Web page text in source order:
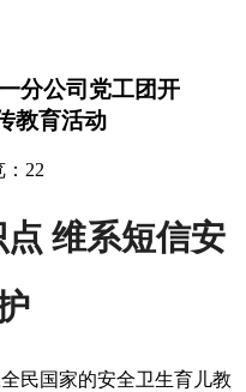
分公司党工团开
教育活动
：22
维系短信安
民国家的安全卫生育儿教